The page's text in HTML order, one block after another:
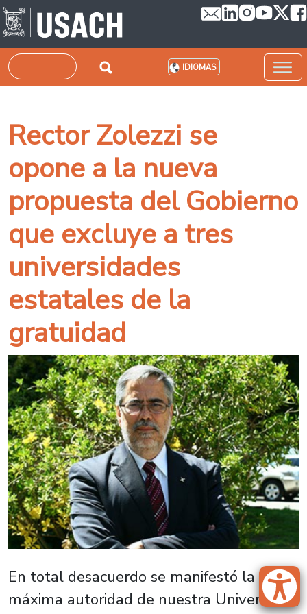
Pasar al contenido principal
Buscar IDIOMAS
Rector Zolezzi se
opone a la nueva
propuesta del Gobierno
que excluye a tres
universidades
estatales de la
gratuidad
En total desacuerdo se manifestó la
máxima autoridad de nuestra Universidad,